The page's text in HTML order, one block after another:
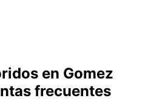
en Gomez
frecuentes